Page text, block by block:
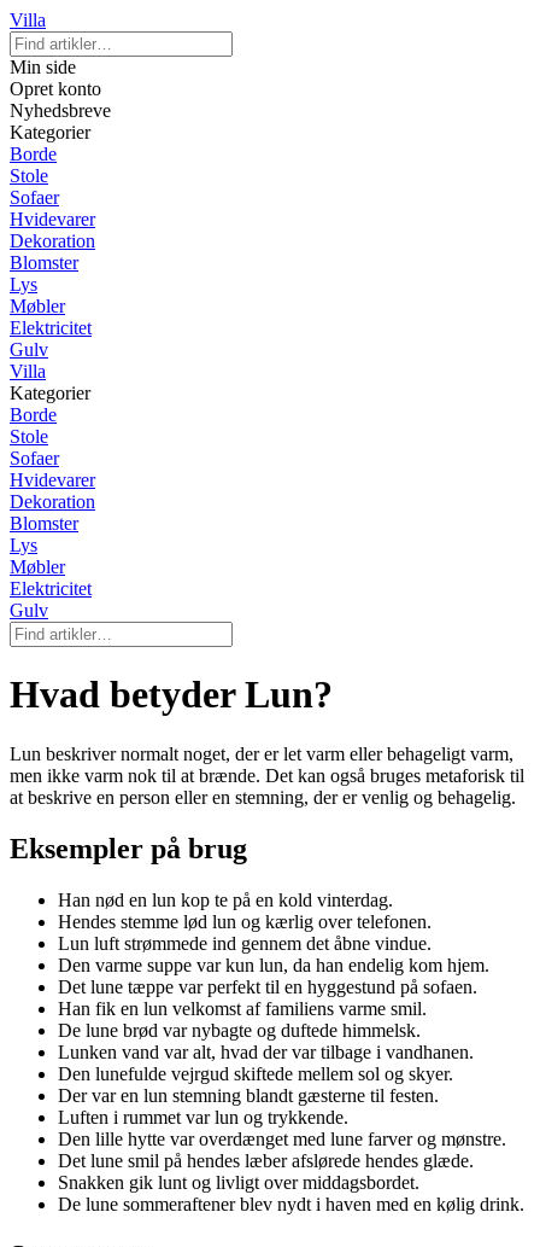
Villa
Min side
Opret konto
Nyhedsbreve
Kategorier
Borde
Stole
Sofaer
Hvidevarer
Dekoration
Blomster
Lys
Møbler
Elektricitet
Gulv
Villa
Kategorier
Borde
Stole
Sofaer
Hvidevarer
Dekoration
Blomster
Lys
Møbler
Elektricitet
Gulv
Hvad betyder Lun?
Lun beskriver normalt noget, der er let varm eller behageligt varm,
men ikke varm nok til at brænde. Det kan også bruges metaforisk til
at beskrive en person eller en stemning, der er venlig og behagelig.
Eksempler på brug
Han nød en lun kop te på en kold vinterdag.
Hendes stemme lød lun og kærlig over telefonen.
Lun luft strømmede ind gennem det åbne vindue.
Den varme suppe var kun lun, da han endelig kom hjem.
Det lune tæppe var perfekt til en hyggestund på sofaen.
Han fik en lun velkomst af familiens varme smil.
De lune brød var nybagte og duftede himmelsk.
Lunken vand var alt, hvad der var tilbage i vandhanen.
Den lunefulde vejrgud skiftede mellem sol og skyer.
Der var en lun stemning blandt gæsterne til festen.
Luften i rummet var lun og trykkende.
Den lille hytte var overdænget med lune farver og mønstre.
Det lune smil på hendes læber afslørede hendes glæde.
Snakken gik lunt og livligt over middagsbordet.
De lune sommeraftener blev nydt i haven med en kølig drink.